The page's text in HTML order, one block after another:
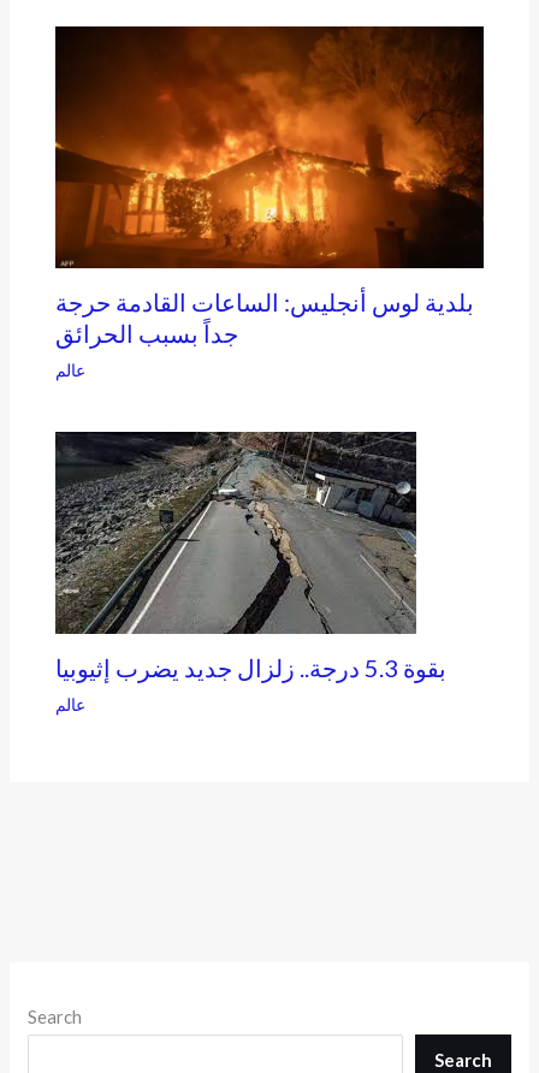
Search
Search
بلدية لوس أنجليس: الساعات القادمة حرجة
جداً بسبب الحرائق
عالم
بقوة 5.3 درجة.. زلزال جديد يضرب إثيوبيا
عالم